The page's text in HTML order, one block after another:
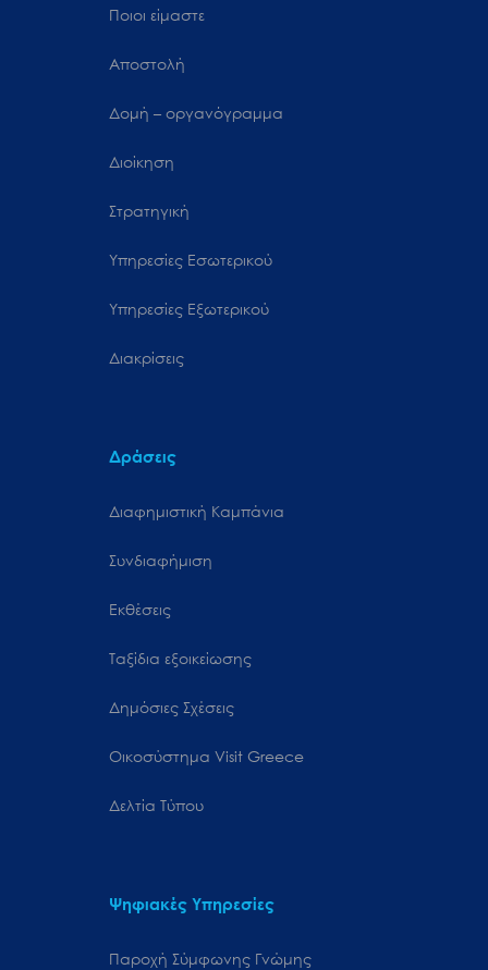
Ποιοι είμαστε
Αποστολή
Δομή – οργανόγραμμα
Διοίκηση
Στρατηγική
Υπηρεσίες Εσωτερικού
Υπηρεσίες Εξωτερικού
Διακρίσεις
Δράσεις
Διαφημιστική Καμπάνια
Συνδιαφήμιση
Εκθέσεις
Ταξίδια εξοικείωσης
Δημόσιες Σχέσεις
Oικοσύστημα Visit Greece
Δελτία Τύπου
Ψηφιακές Υπηρεσίες
Παροχή Σύμφωνης Γνώμης